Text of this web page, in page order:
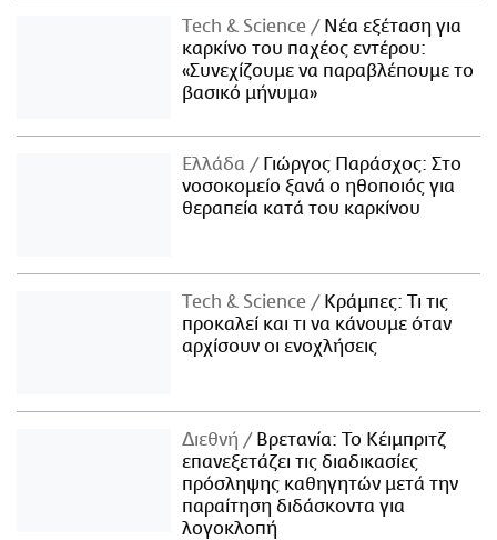
Τech & Science
Νέα εξέταση για
καρκίνο του παχέος εντέρου:
«Συνεχίζουμε να παραβλέπουμε το
βασικό μήνυμα»
Ελλάδα
Γιώργος Παράσχος: Στο
νοσοκομείο ξανά ο ηθοποιός για
θεραπεία κατά του καρκίνου
Τech & Science
Κράμπες: Τι τις
προκαλεί και τι να κάνουμε όταν
αρχίσουν οι ενοχλήσεις
Διεθνή
Βρετανία: Το Κέιμπριτζ
επανεξετάζει τις διαδικασίες
πρόσληψης καθηγητών μετά την
παραίτηση διδάσκοντα για
λογοκλοπή